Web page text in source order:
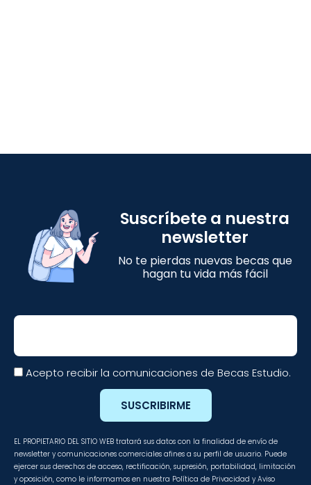
Suscríbete a nuestra
newsletter
No te pierdas nuevas becas que
hagan tu vida más fácil
Email
Acepto recibir la comunicaciones de Becas Estudio.
SUSCRIBIRME
EL PROPIETARIO DEL SITIO WEB tratará sus datos con la finalidad de envío de
newsletter y comunicaciones comerciales afines a su perfil de usuario. Puede
ejercer sus derechos de acceso, rectificación, supresión, portabilidad, limitación
y oposición, como le informamos en nuestra Política de Privacidad y Aviso